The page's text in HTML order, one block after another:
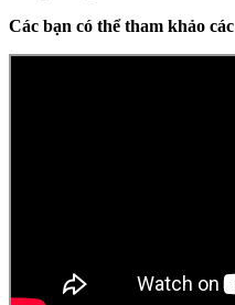
Các bạn có thể tham khảo